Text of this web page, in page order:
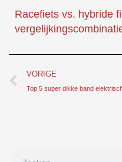
Racefiets vs. hybride
Prev
VORIGE